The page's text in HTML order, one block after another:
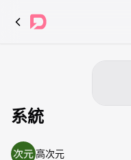
系統
高次元